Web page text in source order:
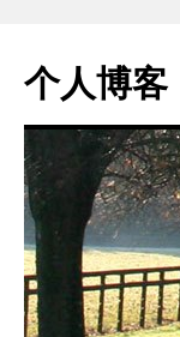
个人博客